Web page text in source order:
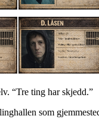
“Tre ting har skjedd.”
som